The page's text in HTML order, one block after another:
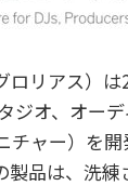
リアス）は
ジオ、オー
チャー）を
製品は、洗